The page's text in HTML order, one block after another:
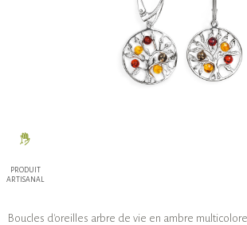
PRODUIT
ARTISANAL
Boucles d'oreilles arbre de vie en ambre